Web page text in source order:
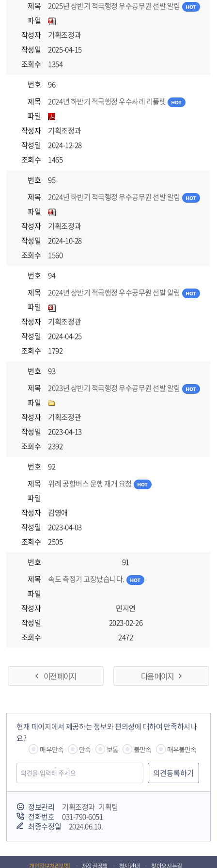
제목
2025년 상반기 적극행정 우수공무원 선발 알림
파일
작성자
기획조정과
작성일
2025-04-15
조회수
1354
번호
96
제목
2024년 하반기 적극행정 우수사례 리플렛
파일
작성자
기획조정과
작성일
2024-12-28
조회수
1465
번호
95
제목
2024년 하반기 적극행정 우수공무원 선발 알림
파일
작성자
기획조정과
작성일
2024-10-28
조회수
1560
번호
94
제목
2024년 상반기 적극행정 우수공무원 선발 알림
파일
작성자
기획조정관
작성일
2024-04-25
조회수
1792
번호
93
제목
2023년 상반기 적극행정 우수공무원 선발 알림
파일
작성자
기획조정관
작성일
2023-04-13
조회수
2392
번호
92
제목
위례 공항버스 운행 재개 요청
파일
작성자
김영애
작성일
2023-04-03
조회수
2505
번호
91
제목
속도 측정기 고장났습니다.
파일
작성자
민지연
작성일
2023-02-26
조회수
2472
이전 페이지 다음 페이지
현재 페이지에서 제공하는 정보와 편의성에 대하여 만족하시나
요?
매우만족 만족 보통 불만족 매우불만족
정보관리
기획조정과 기획팀
전화번호
031-790-6051
최종수정일
2024.06.10.
개인정보처리방침 저작권정책 청사안내 찾아오시는길